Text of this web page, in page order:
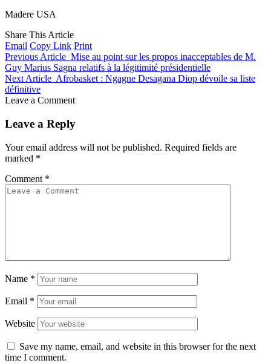
Madere USA
Share This Article
Email Copy Link Print
Previous Article Mise au point sur les propos inacceptables de M.
Guy Marius Sagna relatifs à la légitimité présidentielle
Next Article Afrobasket : Ngagne Desagana Diop dévoile sa liste
définitive
Leave a Comment
Leave a Reply
Your email address will not be published. Required fields are
marked *
Comment *
Name *
Email *
Website
Save my name, email, and website in this browser for the next
time I comment.